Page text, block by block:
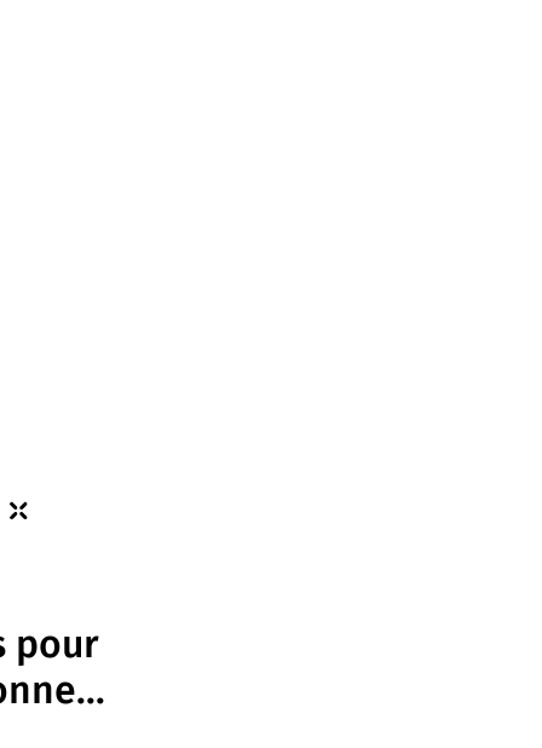
pour
...